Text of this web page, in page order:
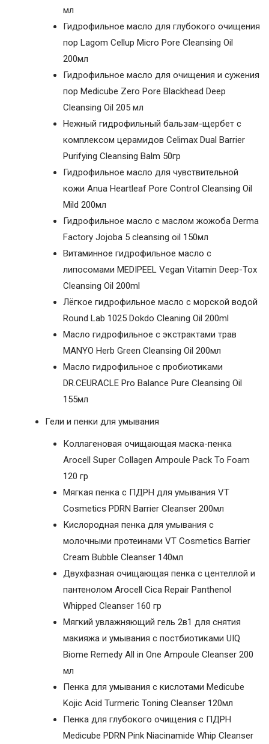
мл
Гидрофильное масло для глубокого очищения
пор Lagom Cellup Micro Pore Cleansing Oil
200мл
Гидрофильное масло для очищения и сужения
пор Medicube Zero Pore Blackhead Deep
Cleansing Oil 205 мл
Нежный гидрофильный бальзам-щербет с
комплексом церамидов Celimax Dual Barrier
Purifying Cleansing Balm 50гр
Гидрофильное масло для чувствительной
кожи Anua Heartleaf Pore Control Cleansing Oil
Mild 200мл
Гидрофильное масло с маслом жожоба Derma
Factory Jojoba 5 cleansing oil 150мл
Витаминное гидрофильное масло с
липосомами MEDIPEEL Vegan Vitamin Deep-Tox
Cleansing Oil 200ml
Лёгкое гидрофильное масло с морской водой
Round Lab 1025 Dokdo Cleaning Oil 200ml
Масло гидрофильное с экстрактами трав
MANYO Herb Green Cleansing Oil 200мл
Масло гидрофильное с пробиотиками
DR.CEURACLE Pro Balance Pure Cleansing Oil
155мл
Гели и пенки для умывания
Коллагеновая очищающая маска-пенка
Arocell Super Collagen Ampoule Pack To Foam
120 гр
Мягкая пенка с ПДРН для умывания VT
Cosmetics PDRN Barrier Cleanser 200мл
Кислородная пенка для умывания с
молочными протеинами VT Cosmetics Barrier
Cream Bubble Cleanser 140мл
Двухфазная очищающая пенка с центеллой и
пантенолом Arocell Cica Repair Panthenol
Whipped Cleanser 160 гр
Мягкий увлажняющий гель 2в1 для снятия
макияжа и умывания с постбиотиками UIQ
Biome Remedy All in One Ampoule Cleanser 200
мл
Пенка для умывания с кислотами Medicube
Kojic Acid Turmeric Toning Cleanser 120мл
Пенка для глубокого очищения с ПДРН
Medicube PDRN Pink Niacinamide Whip Cleanser